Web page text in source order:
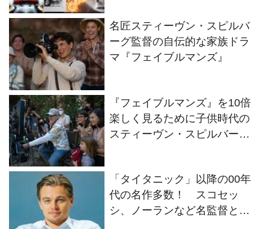
名匠スティーヴン・スピルバ
ーグ監督の自伝的な家族ドラ
マ『フェイブルマンズ』
『フェイブルマンズ』を10倍
楽しく見るために子供時代の
スティーヴン・スピルバーグ
「タイタニック」以降の00年
代の名作多数！ スコセッ
シ、ノーランなど名監督との